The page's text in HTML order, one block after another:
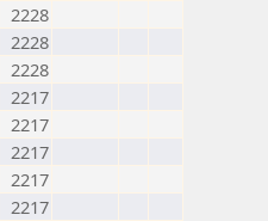
2228
2228
2228
2217
2217
2217
2217
2217